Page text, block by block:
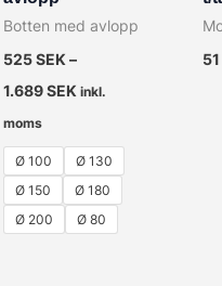
Botten med avlopp
525SEK –
1.689SEK inkl.
moms
Ø 100
Ø 130
Ø 150
Ø 180
Ø 200
Ø 80
51